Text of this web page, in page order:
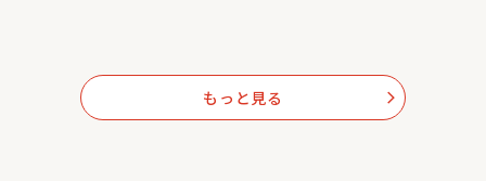
もっと見る arrow_forward_ios